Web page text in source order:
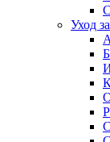
Уход